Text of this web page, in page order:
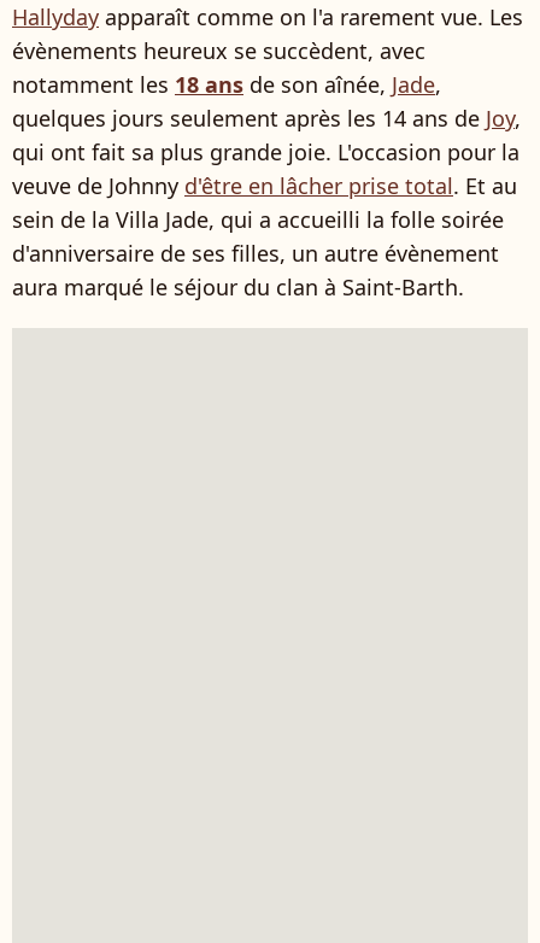
Hallyday apparaît comme on l'a rarement vue. Les
évènements heureux se succèdent, avec
notamment les 18 ans de son aînée, Jade,
quelques jours seulement après les 14 ans de Joy,
qui ont fait sa plus grande joie. L'occasion pour la
veuve de Johnny d'être en lâcher prise total. Et au
sein de la Villa Jade, qui a accueilli la folle soirée
d'anniversaire de ses filles, un autre évènement
aura marqué le séjour du clan à Saint-Barth.